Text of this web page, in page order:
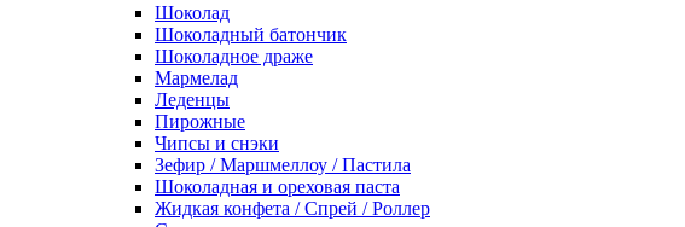
Шоколад
Шоколадный батончик
Шоколадное драже
Мармелад
Леденцы
Пирожные
Чипсы и снэки
Зефир / Маршмеллоу / Пастила
Шоколадная и ореховая паста
Жидкая конфета / Спрей / Роллер